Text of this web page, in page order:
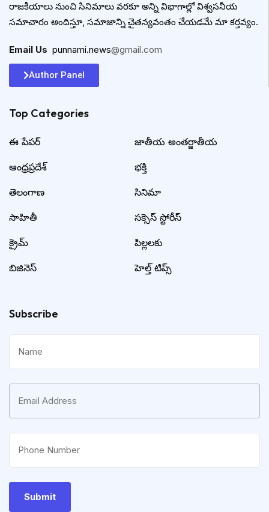
రాజకీయాలు నుంచి సినిమాలు వరకూ అన్ని విభాగాల్లో విశ్వసనీయ
సమాచారం అందిస్తూ, సమాజాన్ని చైతన్యవంతం చేయడమే మా కర్తవ్యం.
Email Us punnami.news@gmail.com
Author Panel
Top Categories​
ఈ పేపర్
ఆంధ్రప్రదేశ్
తెలంగాణ
సాహితీ
క్రైమ్
బిజినెస్
జాతీయ అంతర్జాతీయ
భక్తి
సినిమా
సక్సెస్ స్టోరీస్
పిల్లలకు
హెల్త్ టిప్స్
Subscribe